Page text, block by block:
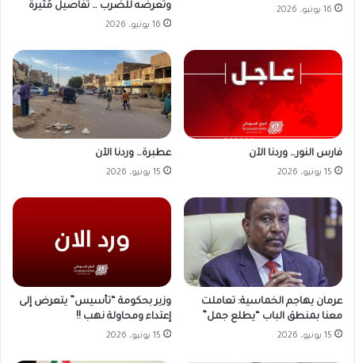
16 يونيو، 2026 وتعرضه للضرب … تفاصيل مُثيرة
16 يونيو، 2026
فارس النور… وردنا الآن
15 يونيو، 2026
عطبرة… وردنا الآن
15 يونيو، 2026
عرمان يهاجم الخماسية: تعاملت
معنا بمنطق الباب “يطلع جمل”
15 يونيو، 2026
وزير بحكومة “تأسيس” يتعرض إلى
إعتداء ومحاولة نهب !!
15 يونيو، 2026